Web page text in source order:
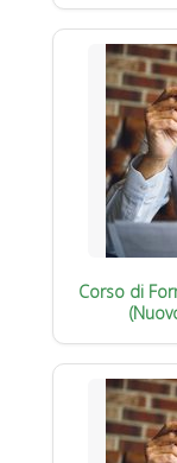
Corso di